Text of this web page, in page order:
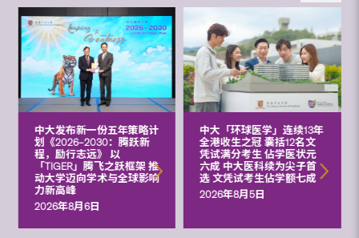
中大发布新一份五年策略计
划《2026‒2030：腾跃新
程，励行志远》 以
「TIGER」腾飞之跃框架 推
动大学迈向学术与全球影响
力新高峰
2026年8月6日
中大「环球医学」连续13年
全港收生之冠 囊括12名文
凭试满分考生 佔学医状元
六成 中大医科续为尖子首
选 文凭试考生佔学额七成
2026年8月5日